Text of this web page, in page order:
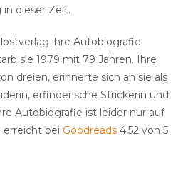
dieser Zeit.
ihre Autobiografie
sie 1979 mit 79 Jahren. Ihre
dreien, erinnerte sich an sie als
erfinderische Strickerin und
Autobiografie ist leider nur auf
erreicht bei Goodreads 4,52 von 5